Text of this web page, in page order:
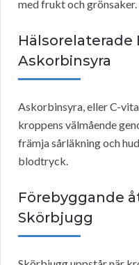
med frukt och grönsaker.
Hälsorelaterade
Askorbinsyra
Askorbinsyra, eller C-
kroppens välmående
främja sårläkning och
blodtryck.
Förebyggande
Skörbjugg